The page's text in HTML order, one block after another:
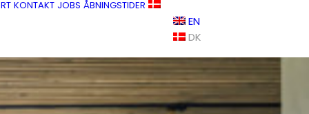
KONTAKT JOBS ÅBNINGSTIDER
EN
DK